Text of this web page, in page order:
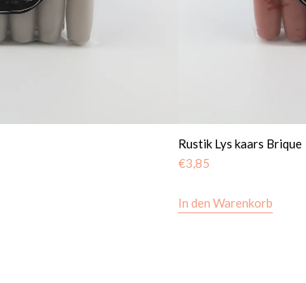
Rustik Lys kaars Brique
€3,85
In den Warenkorb